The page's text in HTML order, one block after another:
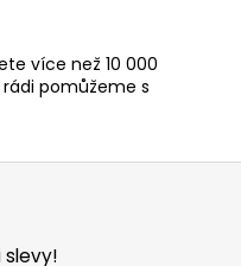
více než 10 000
pomůžeme s
slevy!